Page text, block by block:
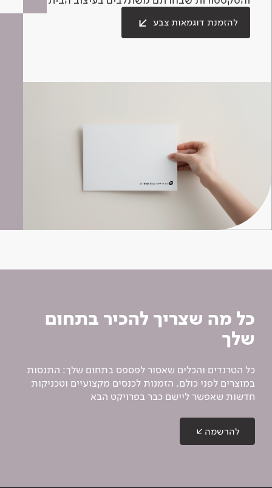
להזמנת דוגמאות צבע
כל מה שצריך להכיר בתחום
שלך
כל הטרנדים והכלים שאסור לפספס בתחום שלך: התנסות
במוצרים לפני כולם, הזמנות לכנסים מקצועיים וטכניקות
חדשות שאפשר ליישם כבר בפרויקט הבא
להרשמה